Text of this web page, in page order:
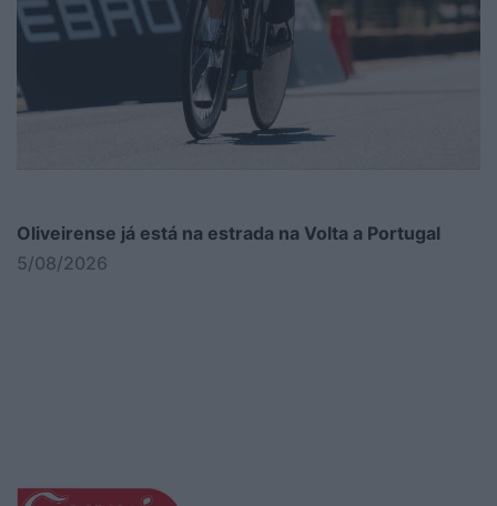
Oliveirense já está na estrada na Volta a Portugal
5/08/2026